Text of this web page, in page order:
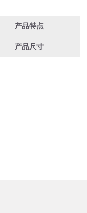
产品特点
产品尺寸